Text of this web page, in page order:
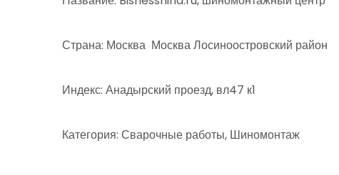
Страна: Москва Москва Лосиноостровский район
Индекс: Анадырский проезд, вл47 к1
Категория: Сварочные работы, Шиномонтаж